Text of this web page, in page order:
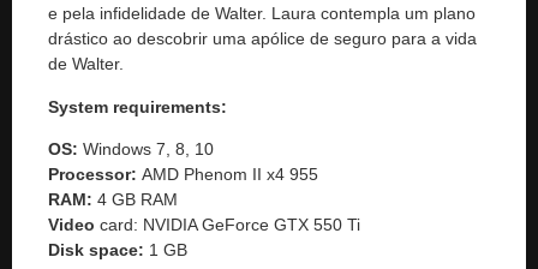
e pela infidelidade de Walter. Laura contempla um plano
drástico ao descobrir uma apólice de seguro para a vida
de Walter.
System requirements:
OS: Windows 7, 8, 10
Processor: AMD Phenom II x4 955
RAM: 4 GB RAM
Video card: NVIDIA GeForce GTX 550 Ti
Disk space: 1 GB